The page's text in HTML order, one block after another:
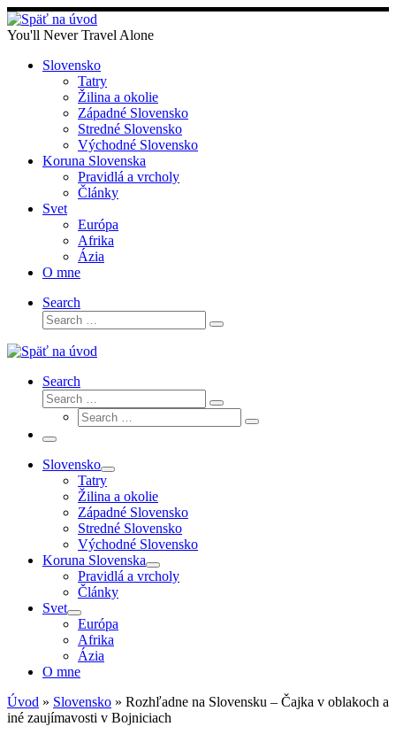
Skip
to
You'll Never Travel Alone
Slovensko
Tatry
Žilina a okolie
Západné Slovensko
Stredné Slovensko
Východné Slovensko
Koruna Slovenska
Pravidlá a vrcholy
Články
Svet
Európa
Afrika
Ázia
O mne
Search
Search
Search
Search
Search
Search
Search
Search
Menu
Slovensko
Tatry
Žilina a okolie
Západné Slovensko
Stredné Slovensko
Východné Slovensko
Koruna Slovenska
Pravidlá a vrcholy
Články
Svet
Európa
Afrika
Ázia
O mne
Úvod » Slovensko » Rozhľadne na Slovensku – Čajka v oblakoch a
iné zaujímavosti v Bojniciach